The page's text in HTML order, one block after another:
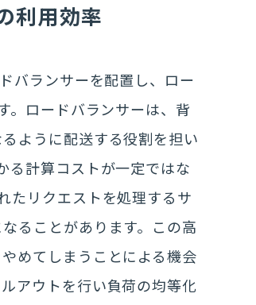
利用効率
バランサーを配置し、ロー
。ロードバランサーは、背
ように配送する役割を担い
る計算コストが一定ではな
たリクエストを処理するサ
ることがあります。この高
めてしまうことによる機会
アウトを行い負荷の均等化